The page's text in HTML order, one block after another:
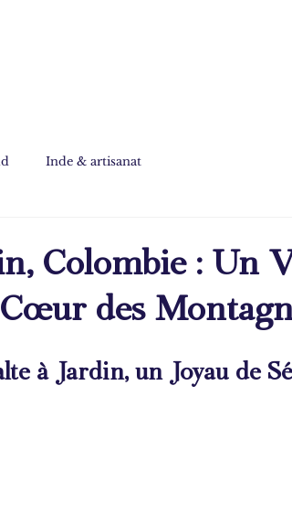
Inde & artisanat
Colombie : Un
des
à Jardin, un Joyau de